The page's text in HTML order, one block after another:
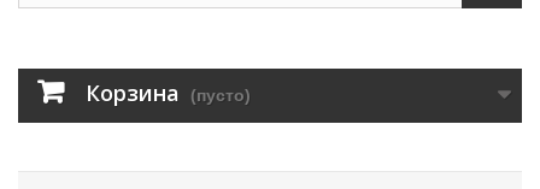
Корзина (пусто)